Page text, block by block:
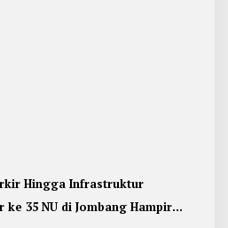
Hingga Infrastruktur
ke 35 NU di Jombang Hampir